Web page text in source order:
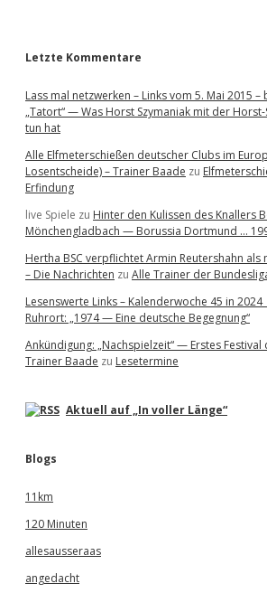
Letzte Kommentare
Lass mal netzwerken – Links vom 5. Mai 2015
„Tatort“ — Was Horst Szymaniak mit der Horst-
tun hat
Alle Elfmeterschießen deutscher Clubs im
Losentscheide) – Trainer Baade zu
Erfindung
live Spiele zu Hinter den Kulissen des Knallers
Mönchengladbach — Borussia Dortmund …
Hertha BSC verpflichtet Armin Reutershahn als
– Die Nachrichten zu Alle Trainer der
Lesenswerte Links – Kalenderwoche 45 in 2024
Ruhrort: „1974 — Eine deutsche Begegnung“
Ankündigung: „Nachspielzeit“ — Erstes
Trainer Baade zu Lesetermine
Aktuell auf „In voller Länge“
Blogs
11km
120 Minuten
allesausseraas
angedacht